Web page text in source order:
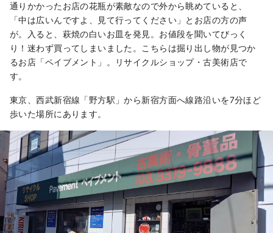
ています。
通りかかったお店の花瓶が素敵なので外から眺めていると、
「中は広いんですよ、見て行ってください」とお店の方の声
が。入ると、萩焼の白いお皿を発見。お値段を聞いてびっく
り！迷わず買ってしまいました。こちらは掘り出し物が見つか
るお店「ペイブメント」。リサイクルショップ・古美術店で
す。
東京、西武新宿線「野方駅」から新宿方面へ線路沿いを7分ほど
歩いた場所にあります。